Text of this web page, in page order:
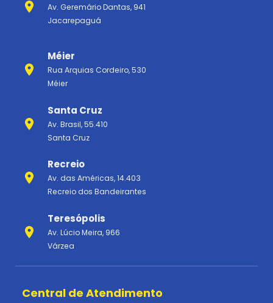
Av. Geremário Dantas, 941
Jacarepaguá
Méier
Rua Arquias Cordeiro, 530
Méier
Santa Cruz
Av. Brasil, 55.410
Santa Cruz
Recreio
Av. das Américas, 14.403
Recreio dos Bandeirantes
Teresópolis
Av. Lúcio Meira, 966
Várzea
Central de Atendimento